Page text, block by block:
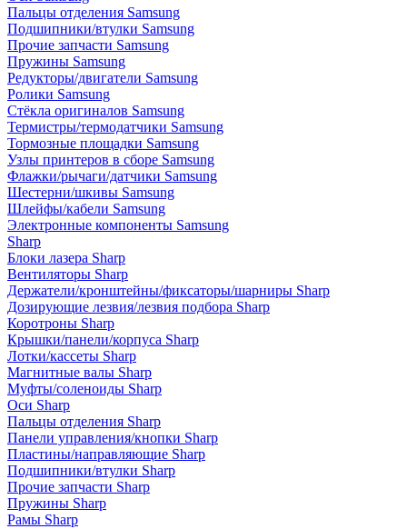
Пальцы отделения Samsung
Подшипники/втулки Samsung
Прочие запчасти Samsung
Пружины Samsung
Редукторы/двигатели Samsung
Ролики Samsung
Стёкла оригиналов Samsung
Термистры/термодатчики Samsung
Тормозные площадки Samsung
Узлы принтеров в сборе Samsung
Флажки/рычаги/датчики Samsung
Шестерни/шкивы Samsung
Шлейфы/кабели Samsung
Электронные компоненты Samsung
Sharp
Блоки лазера Sharp
Вентиляторы Sharp
Держатели/кронштейны/фиксаторы/шарниры Sharp
Дозирующие лезвия/лезвия подбора Sharp
Коротроны Sharp
Крышки/панели/корпуса Sharp
Лотки/кассеты Sharp
Магнитные валы Sharp
Муфты/соленоиды Sharp
Оси Sharp
Пальцы отделения Sharp
Панели управления/кнопки Sharp
Пластины/направляющие Sharp
Подшипники/втулки Sharp
Прочие запчасти Sharp
Пружины Sharp
Рамы Sharp